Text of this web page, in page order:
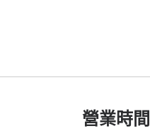
營業時間